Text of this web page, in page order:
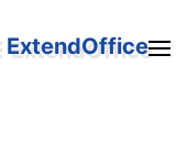
ExtendOffice